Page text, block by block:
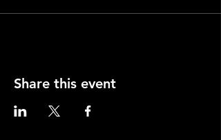
Share this event